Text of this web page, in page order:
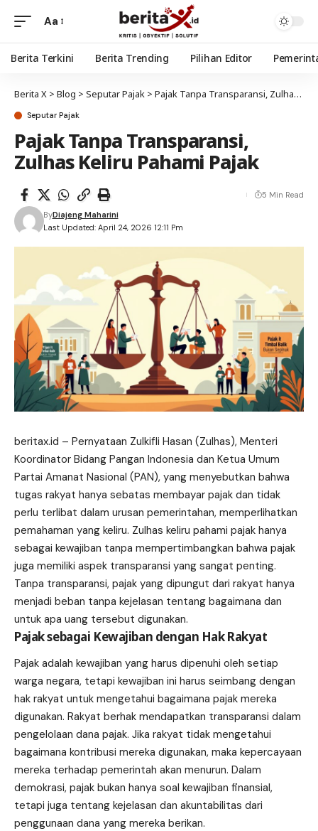
Aa
Berita Terkini Berita Trending Pilihan Editor
Berita X > Blog > Seputar Pajak > Pajak Tanpa Transparansi, Zulhas Keliru Pahami Pajak
Seputar Pajak
Pajak Tanpa Transparansi,
Zulhas Keliru Pahami Pajak
Last Updated: April 24, 2026 12:11 Pm
ByDiajeng Maharini
5 Min Read
beritax.id – Pernyataan Zulkifli Hasan (Zulhas), Menteri
Koordinator Bidang Pangan Indonesia dan Ketua Umum
Partai Amanat Nasional (PAN), yang menyebutkan bahwa
tugas rakyat hanya sebatas membayar pajak dan tidak
perlu terlibat dalam urusan pemerintahan, memperlihatkan
pemahaman yang keliru. Zulhas keliru pahami pajak hanya
sebagai kewajiban tanpa mempertimbangkan bahwa pajak
juga memiliki aspek transparansi yang sangat penting.
Tanpa transparansi, pajak yang dipungut dari rakyat hanya
menjadi beban tanpa kejelasan tentang bagaimana dan
untuk apa uang tersebut digunakan.
Pajak sebagai Kewajiban dengan Hak Rakyat
Pajak adalah kewajiban yang harus dipenuhi oleh setiap
warga negara, tetapi kewajiban ini harus seimbang dengan
hak rakyat untuk mengetahui bagaimana pajak mereka
digunakan. Rakyat berhak mendapatkan transparansi dalam
pengelolaan dana pajak. Jika rakyat tidak mengetahui
bagaimana kontribusi mereka digunakan, maka kepercayaan
mereka terhadap pemerintah akan menurun. Dalam
demokrasi, pajak bukan hanya soal kewajiban finansial,
tetapi juga tentang kejelasan dan akuntabilitas dari
penggunaan dana yang mereka berikan.